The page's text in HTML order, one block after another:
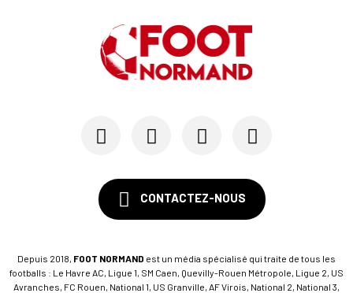
SM CAEN - MERCATO
Le Rouennais Nassim Titebah sur les tablettes d...
Le Stade Malherbe sur le point de sécuriser une...
CONTACTEZ-NOUS
Depuis 2018, FOOT NORMAND est un média spécialisé qui traite de tous les
footballs : Le Havre AC, Ligue 1, SM Caen, Quevilly-Rouen Métropole, Ligue 2, US
Avranches, FC Rouen, National 1, US Granville, AF Virois, National 2, National 3,